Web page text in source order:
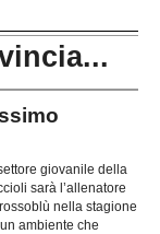
giovanile della
sarà l’allenatore
nella stagione
ambiente che